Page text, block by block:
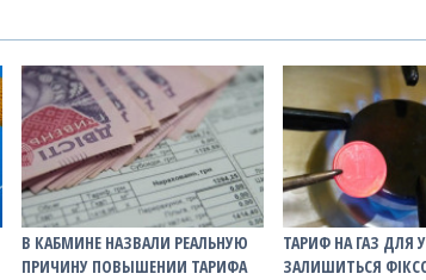
В КАБМИНЕ НАЗВАЛИ РЕАЛЬНУЮ
ПРИЧИНУ ПОВЫШЕНИИ ТАРИФА
ТАРИФ НА ГАЗ ДЛЯ
ЗАЛИШИТЬСЯ